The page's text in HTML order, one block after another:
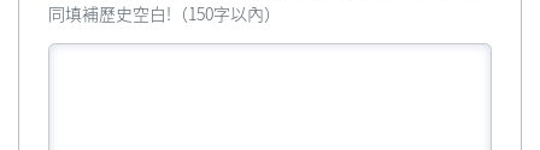
同填補歷史空白!（150字以內）